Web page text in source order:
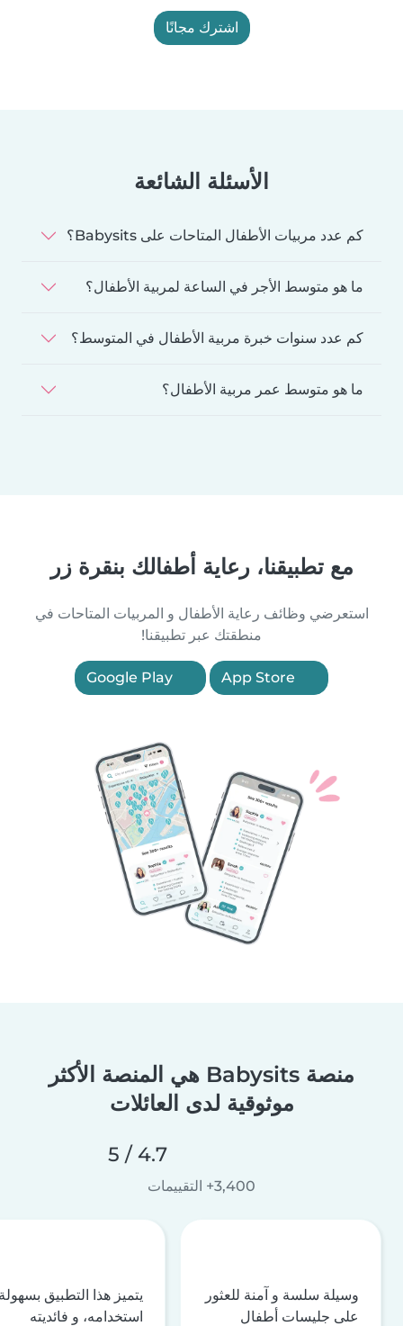
اشترك مجانًا
الأسئلة الشائعة
كم عدد مربيات الأطفال المتاحات على Babysits؟
ما هو متوسط الأجر في الساعة لمربية الأطفال؟
كم عدد سنوات خبرة مربية الأطفال في المتوسط؟
ما هو متوسط عمر مربية الأطفال؟
مع تطبيقنا، رعاية أطفالك بنقرة زر
استعرضي وظائف رعاية الأطفال و المربيات المتاحات في
منطقتك عبر تطبيقنا!
منصة Babysits هي المنصة الأكثر
موثوقية لدى العائلات
4.7 / 5
3,400+ التقييمات
وسيلة سلسة و آمنة للعثور
على جليسات أطفال
يتميز هذا التطبيق
استخدامه، و فائديته